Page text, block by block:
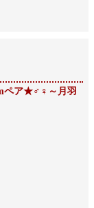
ペア★♂♀～月羽